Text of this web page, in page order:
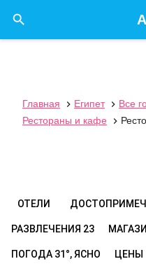

Главная  Египет  Все
Рестораны и кафе

ОТЕЛИ
РАЗВЛЕЧЕНИЯ 23
ПОГОДА 31°, ЯСНО ЦЕНЫ